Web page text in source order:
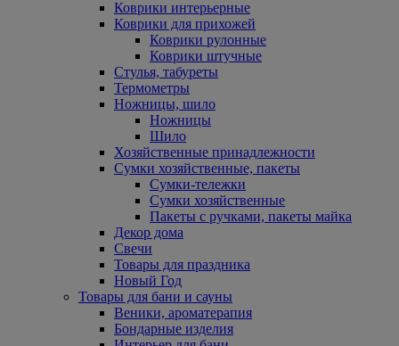
Коврики интерьерные
Коврики для прихожей
Коврики рулонные
Коврики штучные
Стулья, табуреты
Термометры
Ножницы, шило
Ножницы
Шило
Хозяйственные принадлежности
Сумки хозяйственные, пакеты
Сумки-тележки
Сумки хозяйственные
Пакеты с ручками, пакеты майка
Декор дома
Свечи
Товары для праздника
Новый Год
Товары для бани и сауны
Веники, ароматерапия
Бондарные изделия